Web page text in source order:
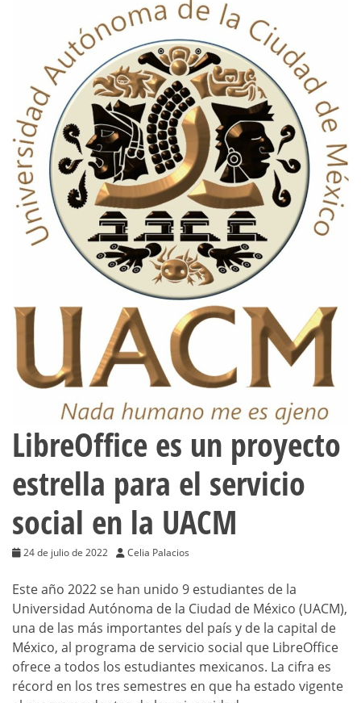
LibreOffice es un proyecto
estrella para el servicio
social en la UACM
24 de julio de 2022 Celia Palacios
Este año 2022 se han unido 9 estudiantes de la
Universidad Autónoma de la Ciudad de México (UACM),
una de las más importantes del país y de la capital de
México, al programa de servicio social que LibreOffice
ofrece a todos los estudiantes mexicanos. La cifra es
récord en los tres semestres en que ha estado vigente